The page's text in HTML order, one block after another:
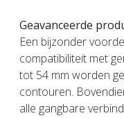
Geavanceerde
Een bijzonder
compatibiliteit met
tot 54 mm worden
contouren.
alle gangbare